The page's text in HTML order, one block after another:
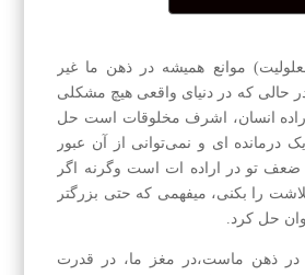
موانع همیشه در ذهن ما غیر
حالی که در دنیای واقعی هیچ مشکلی
انسان، اشرف مخلوقات است حل
درمانده ای و نمی‌توانی از آن عبور
تو در اراده ات است وگرنه اگر
را بکنی، میفهمی که حتی بزرگتر
حل کرد.
ذهن ماست،در مغز ما، در قدرت